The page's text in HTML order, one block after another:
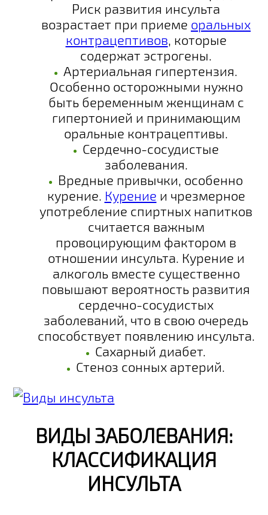
Риск развития инсульта
возрастает при приеме оральных
контрацептивов, которые
содержат эстрогены.
Артериальная гипертензия.
Особенно осторожными нужно
быть беременным женщинам с
гипертонией и принимающим
оральные контрацептивы.
Сердечно-сосудистые
заболевания.
Вредные привычки, особенно
курение. Курение и чрезмерное
употребление спиртных напитков
считается важным
провоцирующим фактором в
отношении инсульта. Курение и
алкоголь вместе существенно
повышают вероятность развития
сердечно-сосудистых
заболеваний, что в свою очередь
способствует появлению инсульта.
Сахарный диабет.
Стеноз сонных артерий.
ВИДЫ ЗАБОЛЕВАНИЯ:
КЛАССИФИКАЦИЯ
ИНСУЛЬТА